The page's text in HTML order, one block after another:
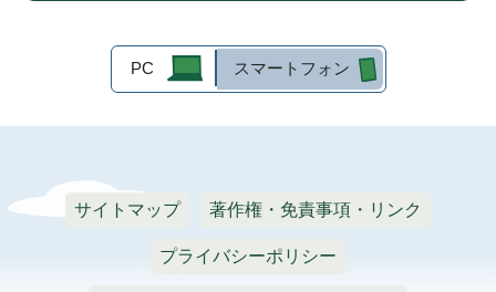
PC スマートフォン
サイトマップ 著作権・免責事項・リンク
プライバシーポリシー